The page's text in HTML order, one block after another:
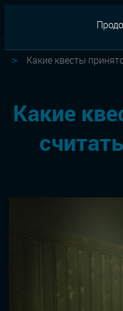
Какие квесты
Какие